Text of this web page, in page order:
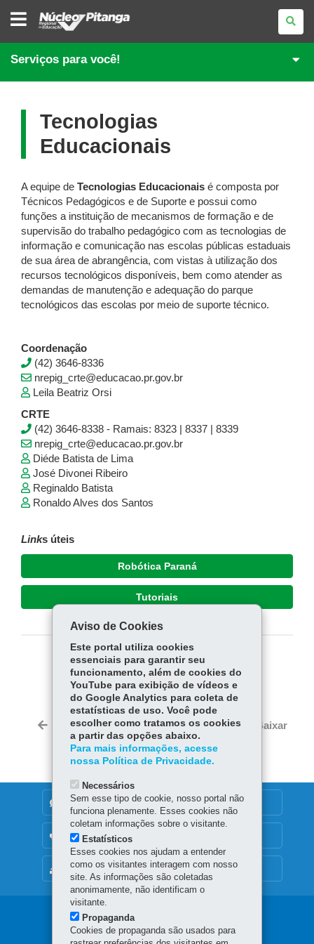
NÚCLEO
REGIONAL
EDUCAÇÃO
DE
PITANGA
Serviços para você!
Tecnologias
Educacionais
A equipe de Tecnologias Educacionais é composta por
Técnicos Pedagógicos e de Suporte e possui como
funções a instituição de mecanismos de formação e de
supervisão do trabalho pedagógico com as tecnologias de
informação e comunicação nas escolas públicas estaduais
de sua área de abrangência, com vistas à utilização dos
recursos tecnológicos disponíveis, bem como atender as
demandas de manutenção e adequação do parque
tecnológicos das escolas por meio de suporte técnico.
Coordenação
(42) 3646-8336
nrepig_crte@educacao.pr.gov.br
Leila Beatriz Orsi
CRTE
(42) 3646-8338 - Ramais: 8323 | 8337 | 8339
nrepig_crte@educacao.pr.gov.br
Diéde Batista de Lima
José Divonei Ribeiro
Reginaldo Batista
Ronaldo Alves dos Santos
Links úteis
Robótica Paraná
Tutoriais
COMPARTILHE:
Fa
ce
bo
ok
Tw
itt
er
W
ha
ts
p
Voltar Início Imprimir Baixar
MAPA DO SITE
DENUNCIE CORRUPÇÃO
OUVIDORIA
Navegação
Aviso de Cookies
Este portal utiliza cookies
essenciais para garantir seu
funcionamento, além de cookies do
YouTube para exibição de vídeos e
do Google Analytics para coleta de
estatísticas de uso. Você pode
escolher como tratamos os cookies
a partir das opções abaixo.
Para mais informações, acesse
nossa Política de Privacidade.
Necessários
Sem esse tipo de cookie, nosso portal não
funciona plenamente. Esses cookies não
coletam informações sobre o visitante.
Estatísticos
Esses cookies nos ajudam a entender
como os visitantes interagem com nosso
site. As informações são coletadas
anonimamente, não identificam o
visitante.
Propaganda
Cookies de propaganda são usados para